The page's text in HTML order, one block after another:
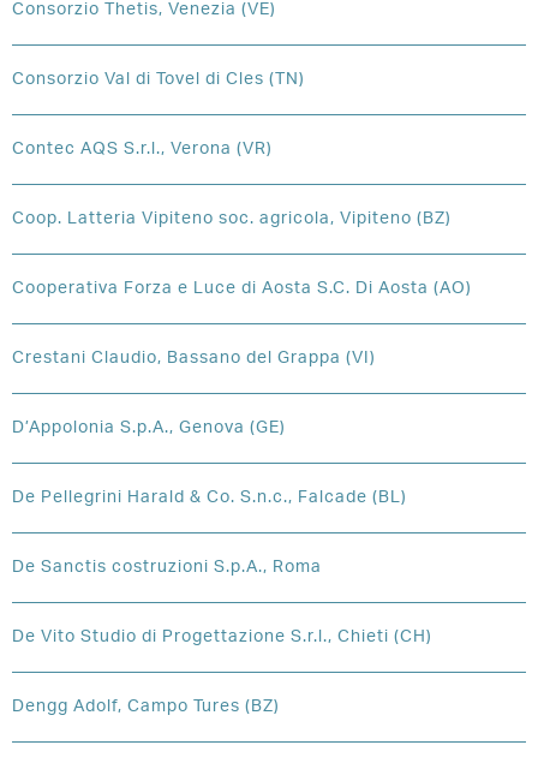
Consorzio Thetis, Venezia (VE)
Consorzio Val di Tovel di Cles (TN)
Contec AQS S.r.l., Verona (VR)
Coop. Latteria Vipiteno soc. agricola, Vipiteno (BZ)
Cooperativa Forza e Luce di Aosta S.C. Di Aosta (AO)
Crestani Claudio, Bassano del Grappa (VI)
D’Appolonia S.p.A., Genova (GE)
De Pellegrini Harald & Co. S.n.c., Falcade (BL)
De Sanctis costruzioni S.p.A., Roma
De Vito Studio di Progettazione S.r.l., Chieti (CH)
Dengg Adolf, Campo Tures (BZ)